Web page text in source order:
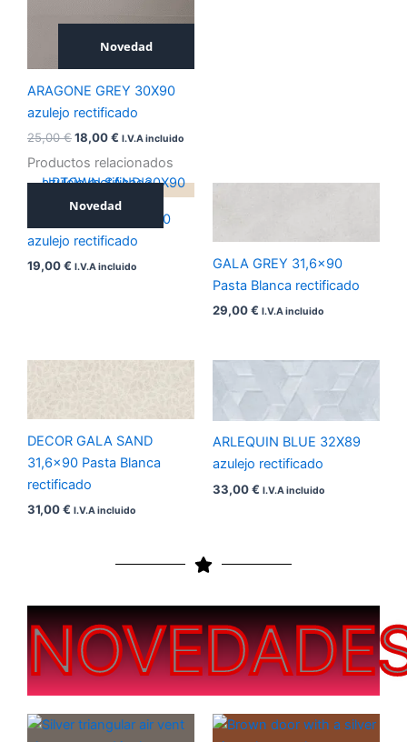
Novedad
ARAGONE GREY 30X90
azulejo rectificado
25,00€
25,00 €.
18,00€
18,00 €.
I.V.A incluido
Productos relacionados
Novedad
UPTOWN SAND 30X90
azulejo rectificado
19,00€ I.V.A incluido
GALA GREY 31,6×90
Pasta Blanca rectificado
29,00€ I.V.A incluido
DECOR GALA SAND
31,6×90 Pasta Blanca
rectificado
31,00€ I.V.A incluido
ARLEQUIN BLUE 32X89
azulejo rectificado
33,00€ I.V.A incluido
Rango
Rango